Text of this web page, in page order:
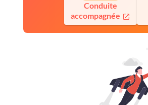
Conduite
accompagnée